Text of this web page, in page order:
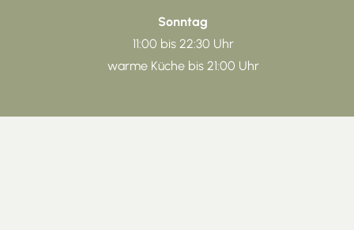
Sonntag
11:00 bis 22:30 Uhr
warme Küche bis 21:00 Uhr